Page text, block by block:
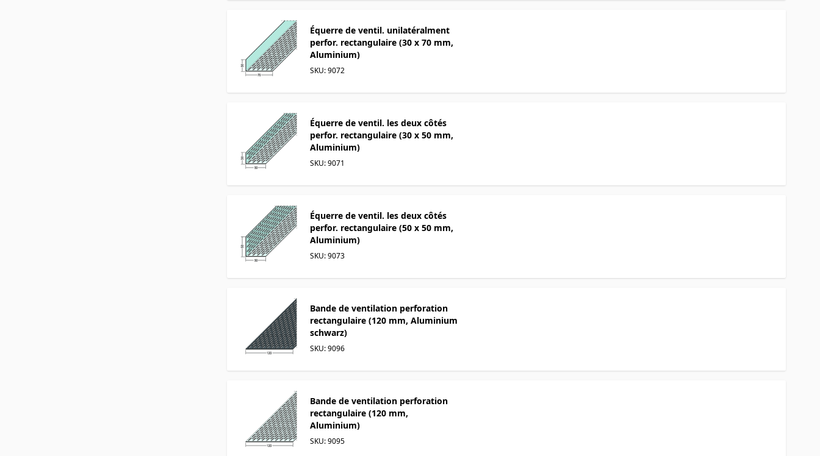
Équerre de ventil. unilatéralment
perfor. rectangulaire (30 x 70 mm,
Aluminium)
SKU: 9072
Équerre de ventil. les deux côtés
perfor. rectangulaire (30 x 50 mm,
Aluminium)
SKU: 9071
Équerre de ventil. les deux côtés
perfor. rectangulaire (50 x 50 mm,
Aluminium)
SKU: 9073
Bande de ventilation perforation
rectangulaire (120 mm, Aluminium
schwarz)
SKU: 9096
Bande de ventilation perforation
rectangulaire (120 mm,
Aluminium)
SKU: 9095